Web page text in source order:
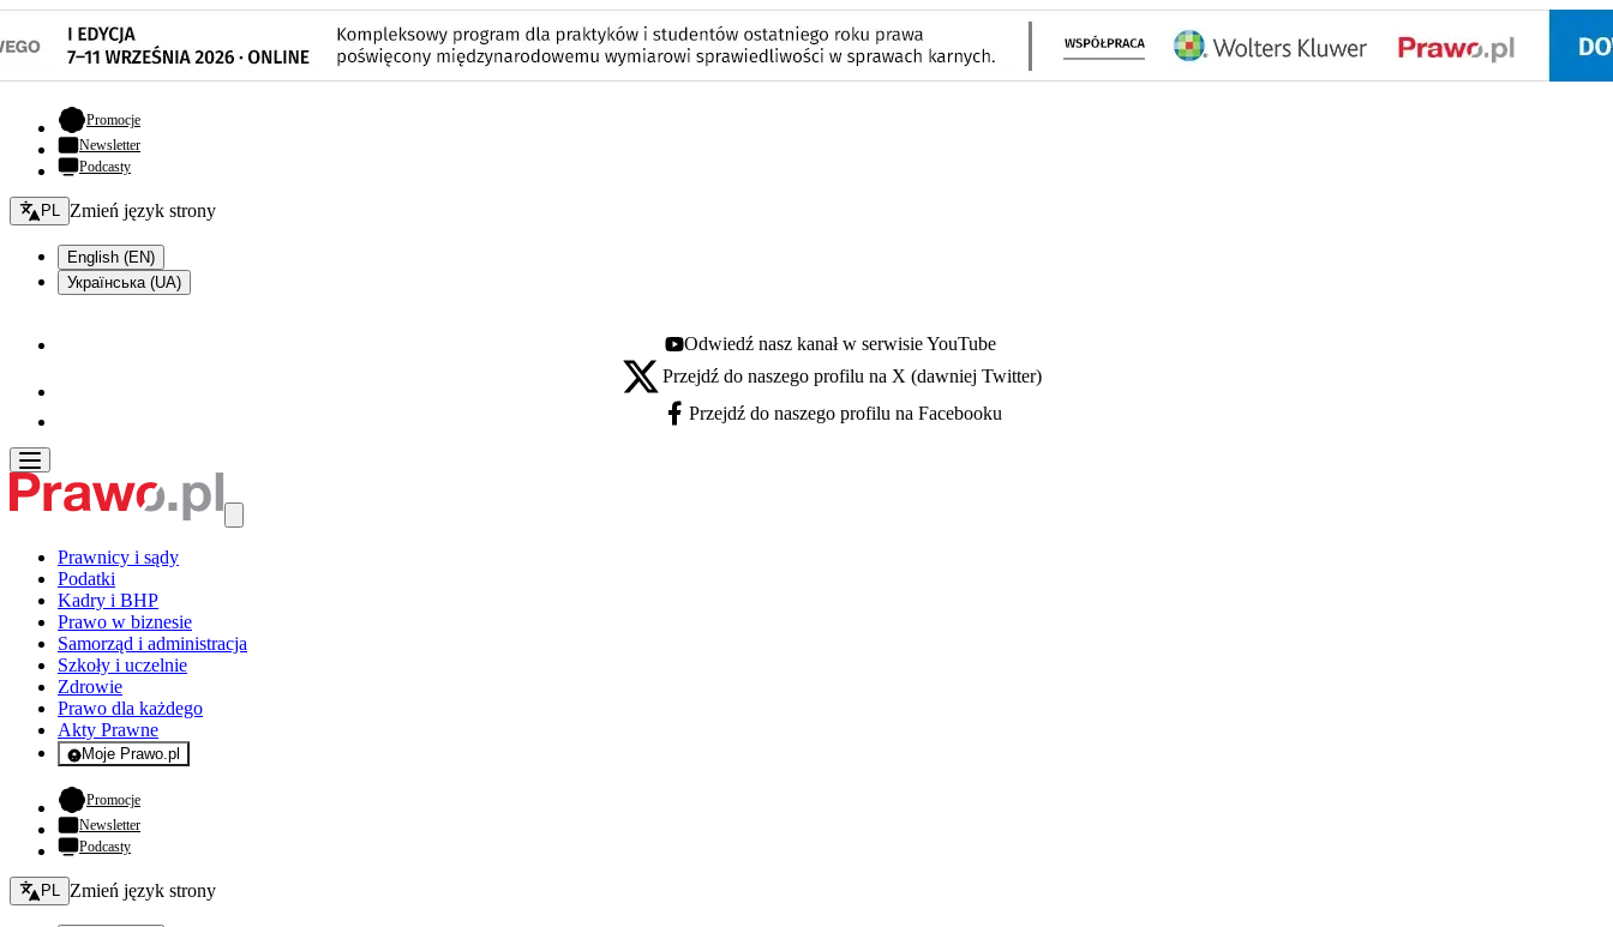
Promocje- otwiera się w nowej karcie
Newsletter
Podcasty
Zmień język - bieżący:
PL Zmień język strony
English (EN)
Українська (UA)
Youtube - otwiera się w nowej karcie
Odwiedź nasz kanał w serwisie YouTube
X - otwiera się w nowej karcie
Przejdź do naszego profilu na X (dawniej Twitter)
Facebook - otwiera się w nowej karcie
Przejdź do naszego profilu na Facebooku
Prawnicy i sądy
Podatki
Kadry i BHP
Prawo w biznesie
Samorząd i administracja
Szkoły i uczelnie
Zdrowie
Prawo dla każdego
Akty Prawne
Moje Prawo.pl
- rejestracja i logowanie do serwisu
Promocje- otwiera się w nowej karcie
Newsletter
Podcasty
Zmień język - bieżący:
PL Zmień język strony